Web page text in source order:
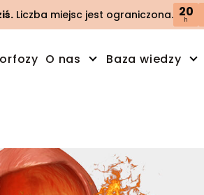
Liczba miejsc jest ograniczona. 20
h
O nas Baza wiedzy